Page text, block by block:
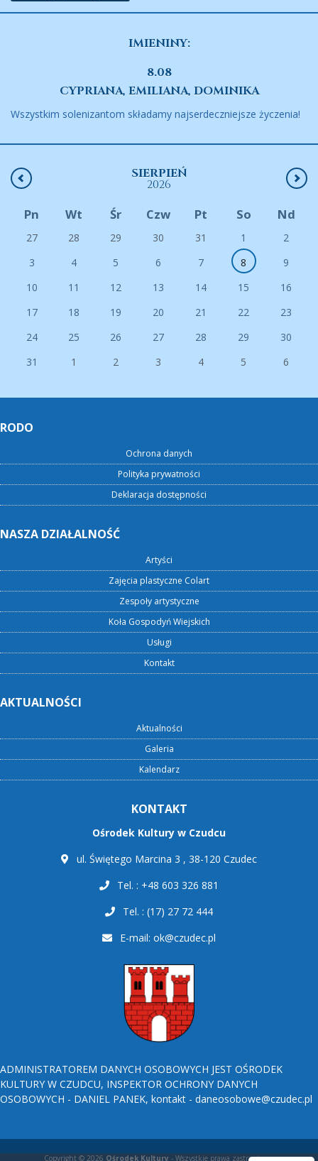
IMIENINY:
8.08
CYPRIANA, EMILIANA, DOMINIKA
Wszystkim solenizantom składamy najserdeczniejsze życzenia!
SIERPIEŃ
2026
Pn Wt Śr Czw Pt So Nd
27 28 29 30 31 1
2
3
4 5 6 7 8
9
10
11 12 13 14 15
16
17
18 19 20 21 22
23
24
25 26 27 28 29
30
31
1 2 3 4 5 6
RODO
Ochrona danych
Polityka prywatności
Deklaracja dostępności
NASZA DZIAŁALNOŚĆ
Artyści
Zajęcia plastyczne Colart
Zespoły artystyczne
Koła Gospodyń Wiejskich
Usługi
Kontakt
AKTUALNOŚCI
Aktualności
Galeria
Kalendarz
KONTAKT
Ośrodek Kultury w Czudcu
ul. Świętego Marcina 3 , 38-120 Czudec
Tel. : +48 603 326 881
Tel. : (17) 27 72 444
E-mail: ok@czudec.pl
ADMINISTRATOREM DANYCH OSOBOWYCH JEST OŚRODEK
KULTURY W CZUDCU, INSPEKTOR OCHRONY DANYCH
OSOBOWYCH - DANIEL PANEK, kontakt - daneosobowe@czudec.pl
Copyright © 2026 Ośrodek Kultury - Wszystkie prawa zastrzeżone.